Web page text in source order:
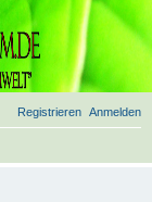
Anmelden
Registrieren